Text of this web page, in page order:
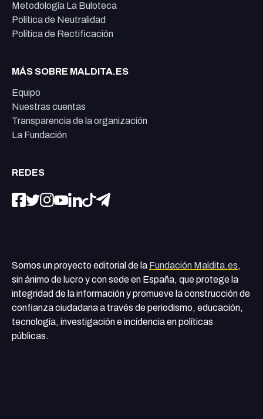
Metodología La Buloteca
Política de Neutralidad
Política de Rectificación
MÁS SOBRE MALDITA.ES
Equipo
Nuestras cuentas
Transparencia de la organización
La Fundación
REDES
Somos un proyecto editorial de la Fundación Maldita.es,
sin ánimo de lucro y con sede en España, que protege la
integridad de la información y promueve la construcción de
confianza ciudadana a través de periodismo, educación,
tecnología, investigación e incidencia en políticas
públicas.